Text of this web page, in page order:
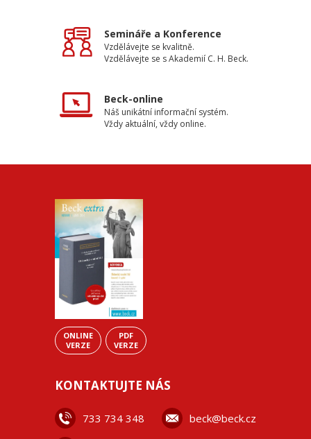
Semináře a Konference
Vzdělávejte se kvalitně.
Vzdělávejte se s Akademií C. H. Beck.
Beck-online
Náš unikátní informační systém.
Vždy aktuální, vždy online.
ONLINE
VERZE
PDF
VERZE
KONTAKTUJTE NÁS
733 734 348 beck@beck.cz